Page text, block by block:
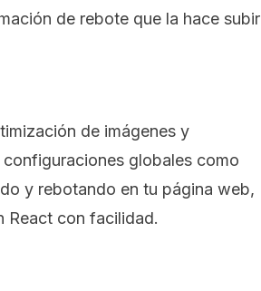
de rebote que la hace subir
de imágenes y
globales como
y rebotando en tu página web,
React con facilidad.